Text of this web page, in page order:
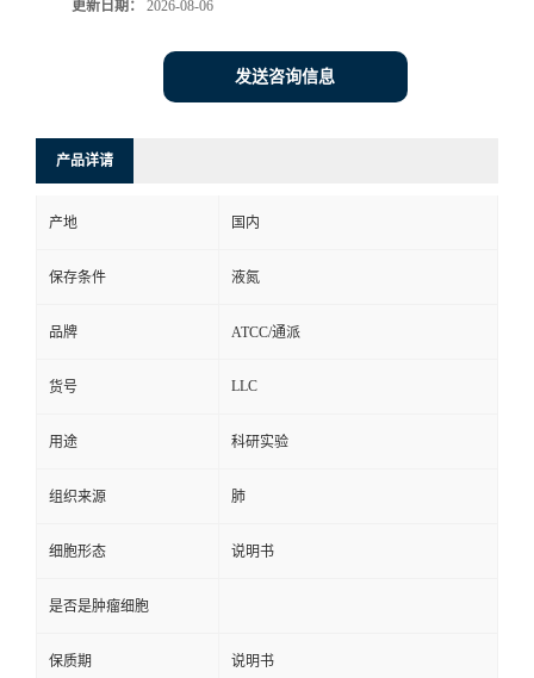
更新日期： 2026-08-06
发送咨询信息
产品详请
产地 国内
保存条件 液氮
品牌 ATCC/通派
货号 LLC
用途 科研实验
组织来源 肺
细胞形态 说明书
是否是肿瘤细胞
保质期 说明书